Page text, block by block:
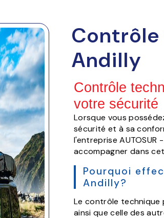
Andilly
Contrôle
votre sécurité
Lorsque vous
sécurité et à sa
l'entreprise AUTOSUR
accompagner dans
Pourquoi
Andilly?
Le contrôle technique
ainsi que celle des